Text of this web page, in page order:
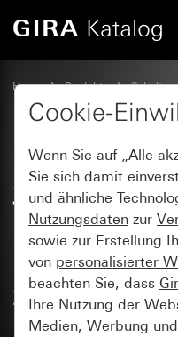
Home Produkte
Steckdosen
SCHUKO-
V~ mit
und USB-
2fach Typ A /
Cookie-
Wenn Sie auf „Alle
Sie sich damit
und ähnliche
Nutzungsdaten zur
sowie zur Erstellung
von personalisierter
beachten Sie, dass
Ihre Nutzung der
Medien, Werbung